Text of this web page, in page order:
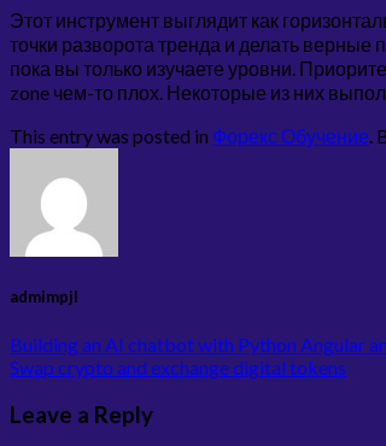
Этот инструмент выглядит как
точки разворота тренда и делать верные
пока вы только изучаете уровни.
zone чем-то плох. Некоторые из них
This entry was posted in Форекс Обучение.
admimpjl
Building an AI chatbot with Python Angular
Swap crypto and exchange digital tokens
Leave a Reply